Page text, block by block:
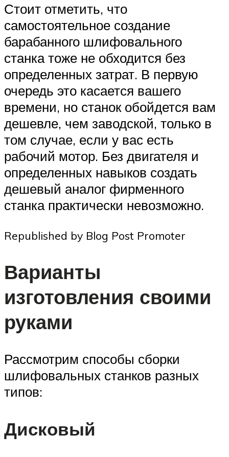
Стоит отметить, что
самостоятельное создание
барабанного шлифовального
станка тоже не обходится без
определенных затрат. В первую
очередь это касается вашего
времени, но станок обойдется вам
дешевле, чем заводской, только в
том случае, если у вас есть
рабочий мотор. Без двигателя и
определенных навыков создать
дешевый аналог фирменного
станка практически невозможно.
Republished by Blog Post Promoter
Варианты
изготовления своими
руками
Рассмотрим способы сборки
шлифовальных станков разных
типов:
Дисковый